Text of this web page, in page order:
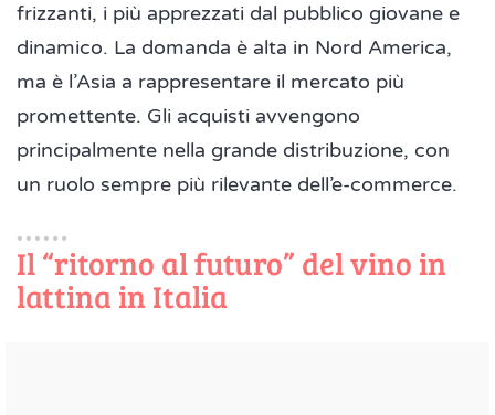
frizzanti, i più apprezzati dal pubblico giovane e
dinamico. La domanda è alta in Nord America,
ma è l’Asia a rappresentare il mercato più
promettente. Gli acquisti avvengono
principalmente nella grande distribuzione, con
un ruolo sempre più rilevante dell’e-commerce.
Il “ritorno al futuro” del vino in
lattina in Italia